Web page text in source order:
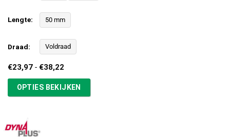
Lengte: 50 mm
Draad: Voldraad
€23,97 - €38,22Prijsklasse:
tot
€38,22
OPTIES BEKIJKEN